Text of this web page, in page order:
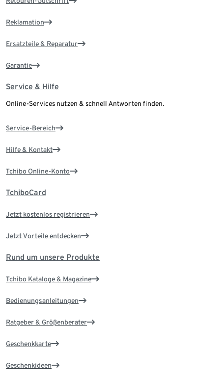
Reklamation
Ersatzteile & Reparatur
Garantie
Service & Hilfe
Online-Services nutzen & schnell Antworten finden.
Service-Bereich
Hilfe & Kontakt
Tchibo Online-Konto
TchiboCard
Jetzt kostenlos registrieren
Jetzt Vorteile entdecken
Rund um unsere Produkte
Tchibo Kataloge & Magazine
Bedienungsanleitungen
Ratgeber & Größenberater
Geschenkkarte
Geschenkideen